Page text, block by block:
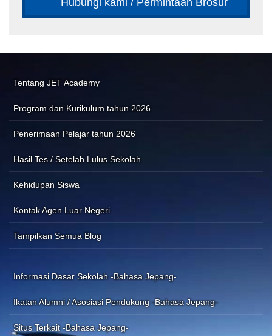
Hubungi kami / Permintaan Brosur
Tentang JET Academy
Program dan Kurikulum tahun 2026
Penerimaan Pelajar tahun 2026
Hasil Tes / Setelah Lulus Sekolah
Kehidupan Siswa
Kontak Agen Luar Negeri
Tampilkan Semua Blog
Informasi Dasar Sekolah -Bahasa Jepang-
Ikatan Alumni / Asosiasi Pendukung -Bahasa Jepang-
Situs Terkait -Bahasa Jepang-